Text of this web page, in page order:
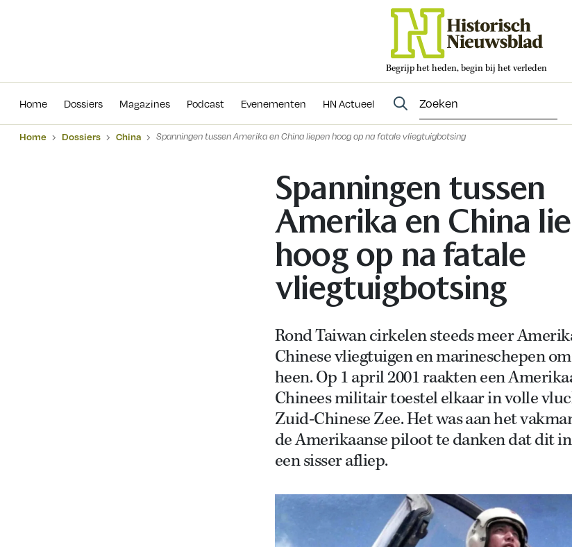
Begrijp het heden, begin bij het verleden
Home Dossiers Magazines Podcast Evenementen HN Actueel
Evenementen
Home Dossiers China Spanningen tussen Amerika en China liepen hoog op na fatale vliegtuigbotsing
Spanningen tussen
Amerika en China
hoog op na fatale
vliegtuigbotsing
Rond Taiwan cirkelen steeds meer
Chinese vliegtuigen en marineschepen
heen. Op 1 april 2001 raakten een
Chinees militair toestel elkaar in volle
Zuid-Chinese Zee. Het was aan het
de Amerikaanse piloot te danken dat dit
een sisser afliep.